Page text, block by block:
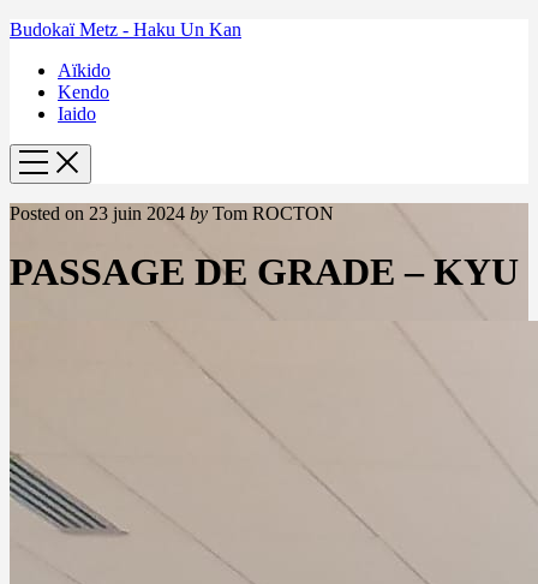
Budokaï Metz - Haku Un Kan
Aïkido
Kendo
Iaido
Posted on 23 juin 2024 by Tom ROCTON
PASSAGE DE GRADE – KYU